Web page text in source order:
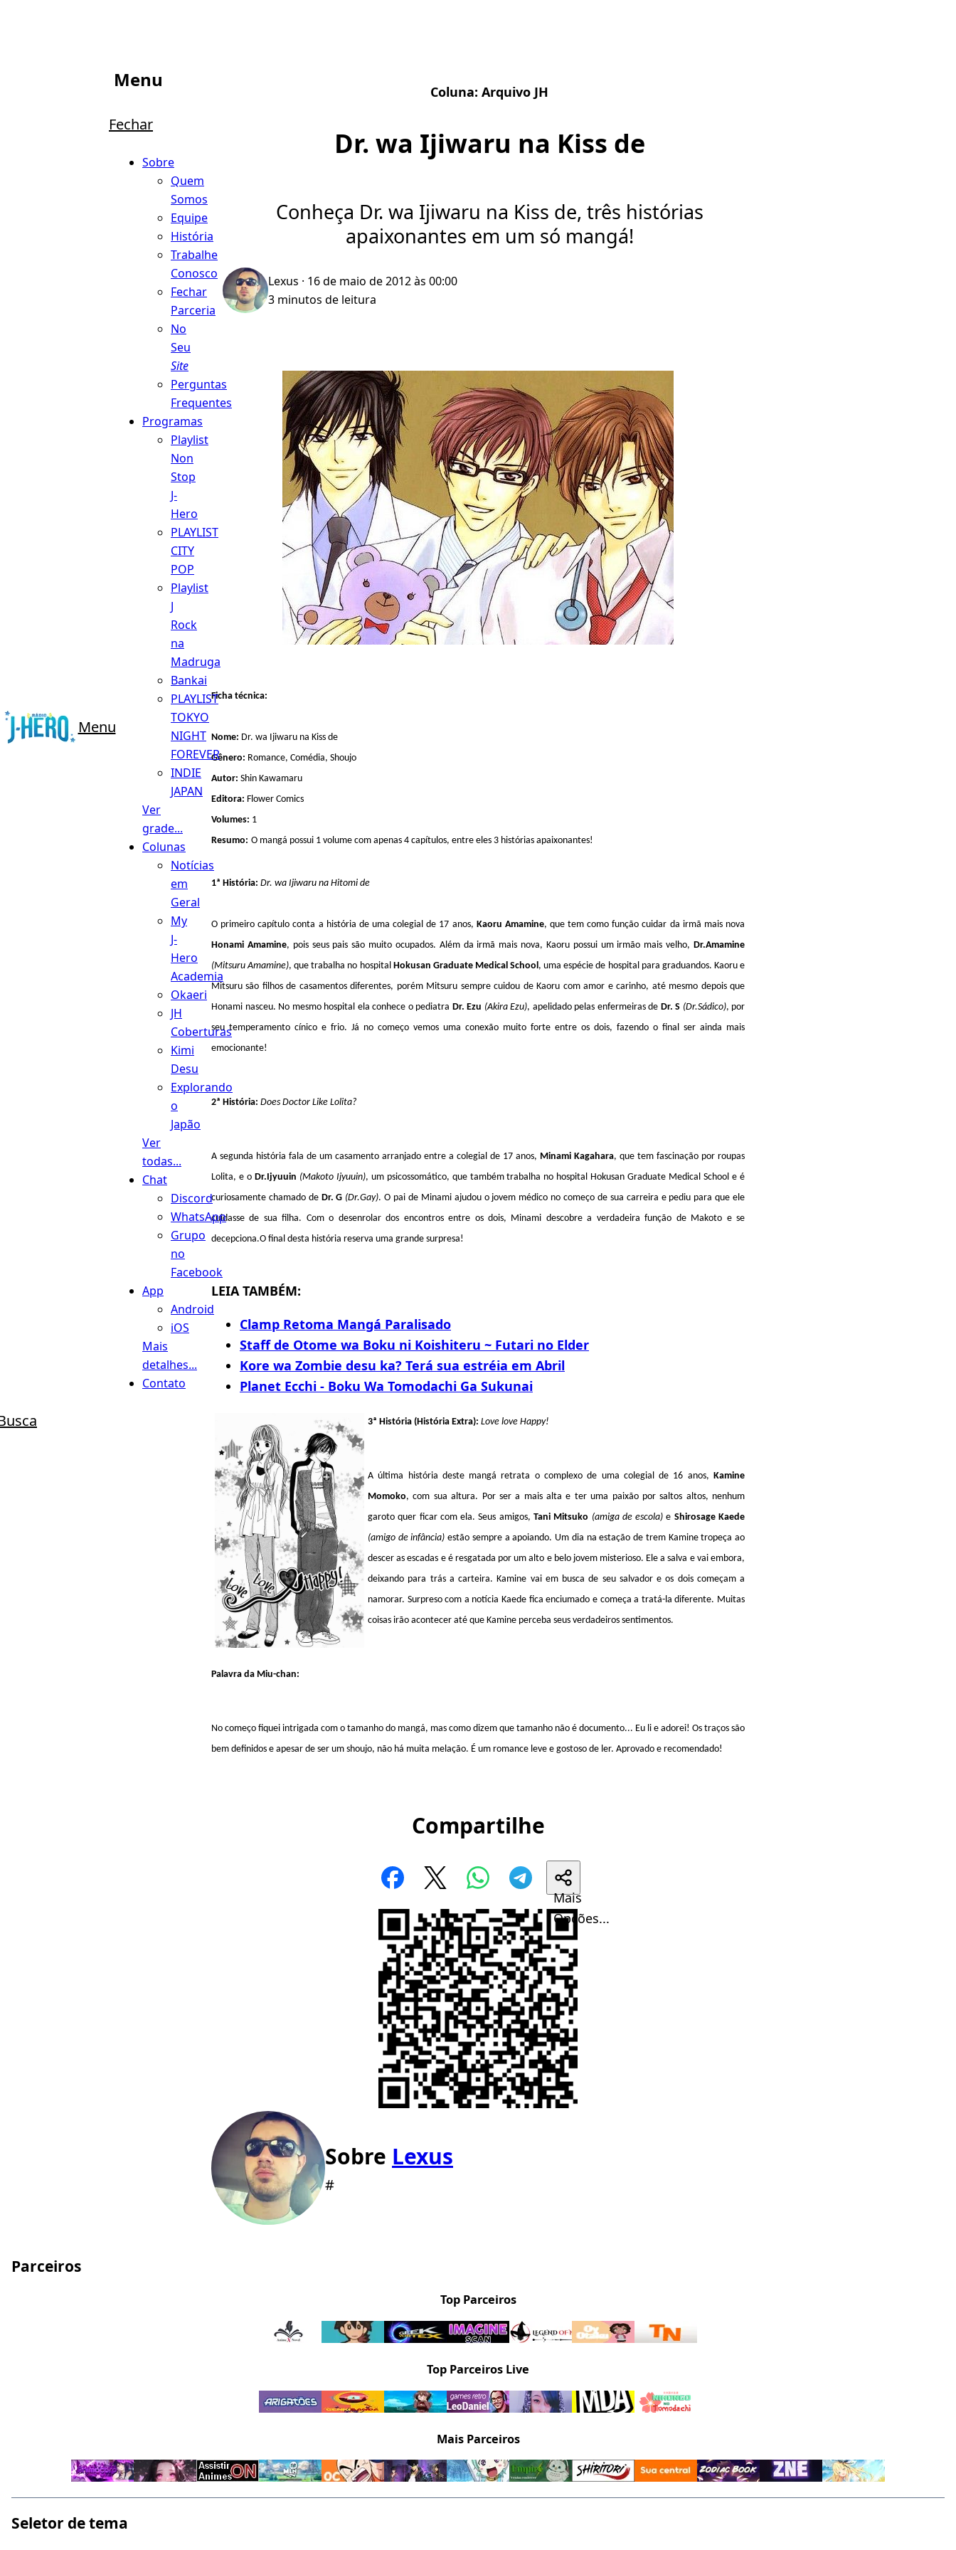
Menu
Menu
Fechar
Sobre
Quem
Somos
Equipe
História
Trabalhe
Conosco
Fechar
Parceria
No
Seu
Site
Perguntas
Frequentes
Programas
Playlist
Non
Stop
J-
Hero
PLAYLIST
CITY
POP
Playlist
J
Rock
na
Madruga
Bankai
PLAYLIST
TOKYO
NIGHT
FOREVER
INDIE
JAPAN
Ver
grade...
Colunas
Notícias
em
Geral
My
J-
Hero
Academia
Okaeri
JH
Coberturas
Kimi
Desu
Explorando
o
Japão
Ver
todas...
Chat
Discord
WhatsApp
Grupo
no
Facebook
App
Android
iOS
Mais
detalhes...
Contato
Coluna: Arquivo JH
Dr. wa Ijiwaru na Kiss de
Conheça Dr. wa Ijiwaru na Kiss de, três histórias
apaixonantes em um só mangá!
Lexus · 16 de maio de 2012 às 00:00
3 minutos de leitura
Ficha técnica:
Nome: Dr. wa Ijiwaru na Kiss de
Gênero: Romance, Comédia, Shoujo
Autor: Shin Kawamaru
Editora: Flower Comics
Volumes: 1
Resumo: O mangá possui 1 volume com apenas 4 capítulos, entre eles 3 histórias apaixonantes!
1ª História: Dr. wa Ijiwaru na Hitomi de
O primeiro capítulo conta a história de uma colegial de 17 anos, Kaoru Amamine, que tem como função cuidar da irmã mais nova
Honami Amamine, pois seus pais são muito ocupados. Além da irmã mais nova, Kaoru possui um irmão mais velho, Dr.Amamine
(Mitsuru Amamine), que trabalha no hospital Hokusan Graduate Medical School , uma espécie de hospital para graduandos. Kaoru e
Mitsuru são filhos de casamentos diferentes, porém Mitsuru sempre cuidou de Kaoru com amor e carinho, até mesmo depois que
Honami nasceu. No mesmo hospital ela conhece o pediatra Dr. Ezu (Akira Ezu), apelidado pelas enfermeiras de Dr. S (Dr.Sádico), por
seu temperamento cínico e frio. Já no começo vemos uma conexão muito forte entre os dois, fazendo o final ser ainda mais
emocionante!
2ª História: Does Doctor Like Lolita?
A segunda história fala de um casamento arranjado entre a colegial de 17 anos, Minami Kagahara, que tem fascinação por roupas
Lolita, e o Dr.Ijyuuin (Makoto Ijyuuin), um psicossomático, que também trabalha no hospital Hokusan Graduate Medical School e é
curiosamente chamado de Dr. G (Dr.Gay). O pai de Minami ajudou o jovem médico no começo de sua carreira e pediu para que ele
cuidasse de sua filha. Com o desenrolar dos encontros entre os dois, Minami descobre a verdadeira função de Makoto e se
decepciona.O final desta história reserva uma grande surpresa!
LEIA TAMBÉM:
Clamp Retoma Mangá Paralisado
Staff de Otome wa Boku ni Koishiteru ~ Futari no Elder
Kore wa Zombie desu ka? Terá sua estréia em Abril
Planet Ecchi - Boku Wa Tomodachi Ga Sukunai
3ª História (História Extra): Love love Happy!
A última história deste mangá retrata o complexo de uma colegial de 16 anos, Kamine
Momoko, com sua altura. Por ser a mais alta e ter uma paixão por saltos altos, nenhum
garoto quer ficar com ela. Seus amigos, Tani Mitsuko (amiga de escola) e Shirosage Kaede
(amigo de infância) estão sempre a apoiando. Um dia na estação de trem Kamine tropeça ao
descer as escadas e é resgatada por um alto e belo jovem misterioso. Ele a salva e vai embora,
deixando para trás a carteira. Kamine vai em busca de seu salvador e os dois começam a
namorar. Surpreso com a notícia Kaede fica enciumado e começa a tratá-la diferente. Muitas
coisas irão acontecer até que Kamine perceba seus verdadeiros sentimentos.
Palavra da Miu-chan:
No começo fiquei intrigada com o tamanho do mangá, mas como dizem que tamanho não é documento... Eu li e adorei! Os traços são
bem definidos e apesar de ser um shoujo, não há muita melação. É um romance leve e gostoso de ler. Aprovado e recomendado!
Compartilhe
Mais
Opções...
Sobre Lexus
#
Parceiros
Top Parceiros
Top Parceiros Live
Mais Parceiros
Seletor de tema